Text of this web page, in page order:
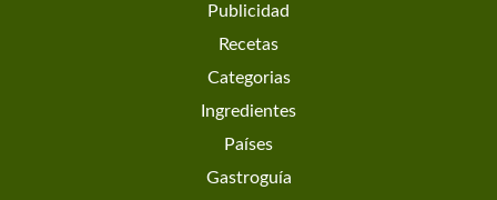
Publicidad
Recetas
Categorias
Ingredientes
Países
Gastroguía